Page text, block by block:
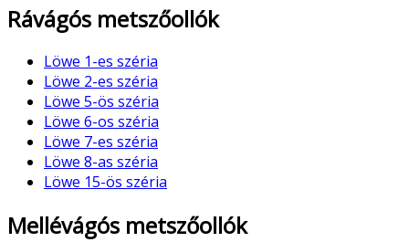
Rávágós metszőollók
Löwe 1-es széria
Löwe 2-es széria
Löwe 5-ös széria
Löwe 6-os széria
Löwe 7-es széria
Löwe 8-as széria
Löwe 15-ös széria
Mellévágós metszőollók